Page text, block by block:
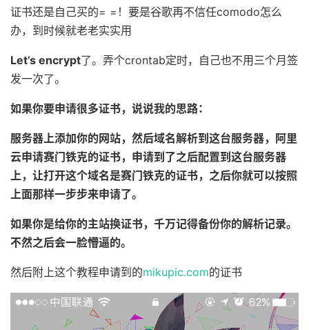
证书还是自己买的= =！要是谷歌再不信任comodo怎么
办，到时候就老老实实用
Let’s encrypt了。弄个crontab定时，自己也不用三个月签
发一次了。
如果你要申请很多证书，说说我的思路：
服务器上添加你的网站，然后域名解析到这台服务器，阿里
云申请赛门铁克的证书，申请到了之后配置到这台服务器
上，让打开这个域名是赛门铁克的证书，之后你就可以按照
上面那样一步步来申请了。
如果你是给你的主站换证书，千万记得备份你的解析记录。
不然之后会一脸懵逼的。
然后附上这个教程申请到的mikupic.com的证书